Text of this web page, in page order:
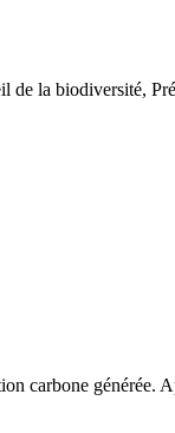
de la biodiversité,
carbone générée.